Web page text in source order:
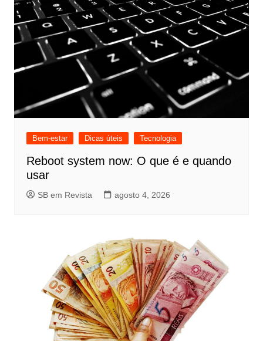
Bem-estar Dicas úteis Tecnologia
Reboot system now: O que é e quando
usar
SB em Revista agosto 4, 2026